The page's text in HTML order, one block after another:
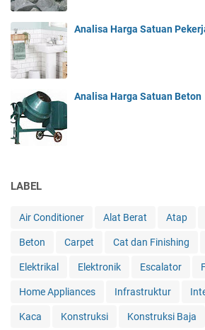
Analisa Harga Satuan
Analisa Harga Satuan Beton
LABEL
Air Conditioner Alat Berat Atap
Beton Carpet Cat dan Finishing
Elektrikal Elektronik Escalator
Home Appliances Infrastruktur
Kaca Konstruksi Konstruksi Baja